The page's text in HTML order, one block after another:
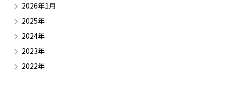
2026年1月
2025年
2024年
2023年
2022年